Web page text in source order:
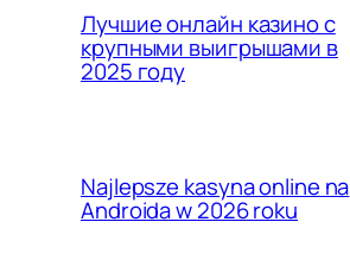
Лучшие онлайн казино с
крупными выигрышами в
2025 году
Najlepsze kasyna online na
Androida w 2026 roku